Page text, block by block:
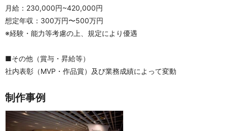
月給：230,000円~420,000円
想定年収：300万円〜500万円
※経験・能力等考慮の上、規定により優遇
■その他（賞与・昇給等）
社内表彰（MVP・作品賞）及び業務成績によって変動
制作事例